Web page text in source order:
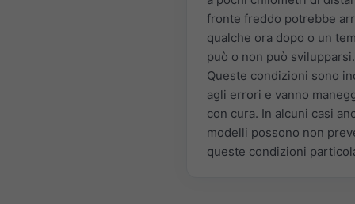
fronte freddo potrebbe
qualche ora dopo o un
può o non può svilupparsi.
Queste condizioni sono
agli errori e vanno
con cura. In alcuni casi
modelli possono non
queste condizioni